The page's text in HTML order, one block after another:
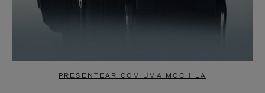
PRESENTEAR COM UMA MOCHILA